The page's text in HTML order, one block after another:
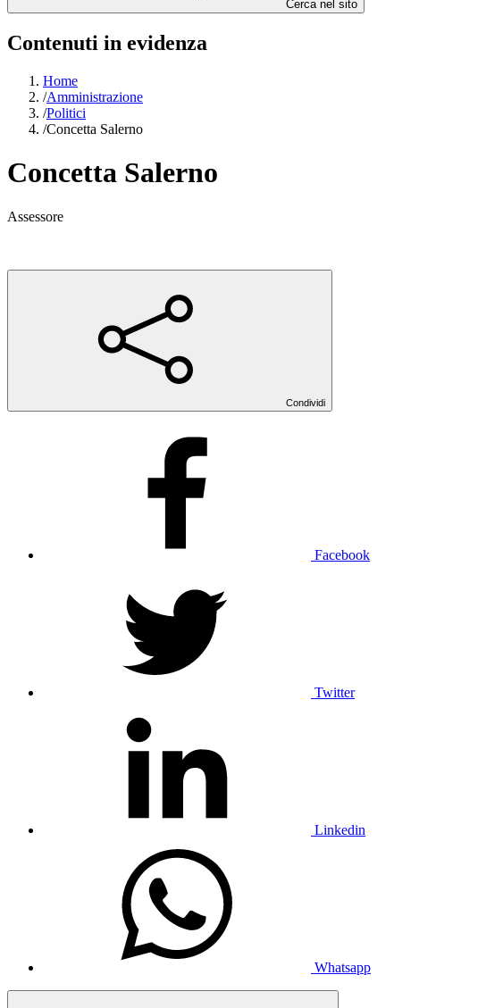
Cerca nel sito
Contenuti in evidenza
Home
/Amministrazione
/Politici
/Concetta Salerno
Concetta Salerno
Assessore
Condividi
Facebook
Twitter
Linkedin
Whatsapp